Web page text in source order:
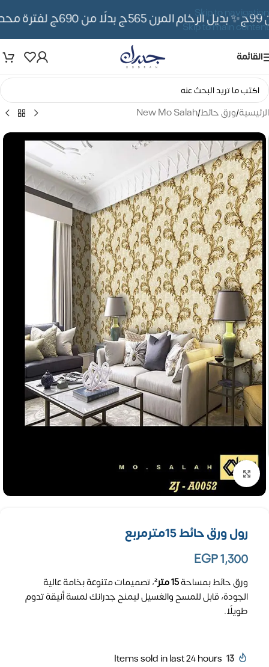
Skip to navigation
Skip to main content
✨ بديل الرخام المرن 565ج بدلًا من 690ج لفترة محدوده
القائمة
الرئيسية/ورق حائط/
New Mo Salah
تكبير الصورة
رول ورق حائط 15مترمربع
EGP1,300
ورق حائط بمساحة15 متر²
، تصميمات متنوعة بخامة عالية
الجودة، قابل للمسح والغسيل ليمنح جدرانك لمسة أنيقة تدوم
طويلًا.
13
Items sold in last 24 hours